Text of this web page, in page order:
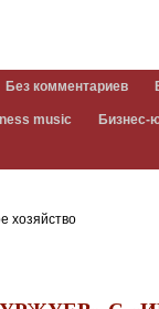
Без комментариев
music Бизнес-
хозяйство